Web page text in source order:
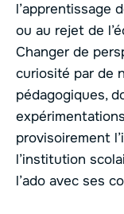
l’apprentissage
ou au rejet de
Changer de
curiosité par de
pédagogiques,
provisoirement
l’institution
l’ado avec ses